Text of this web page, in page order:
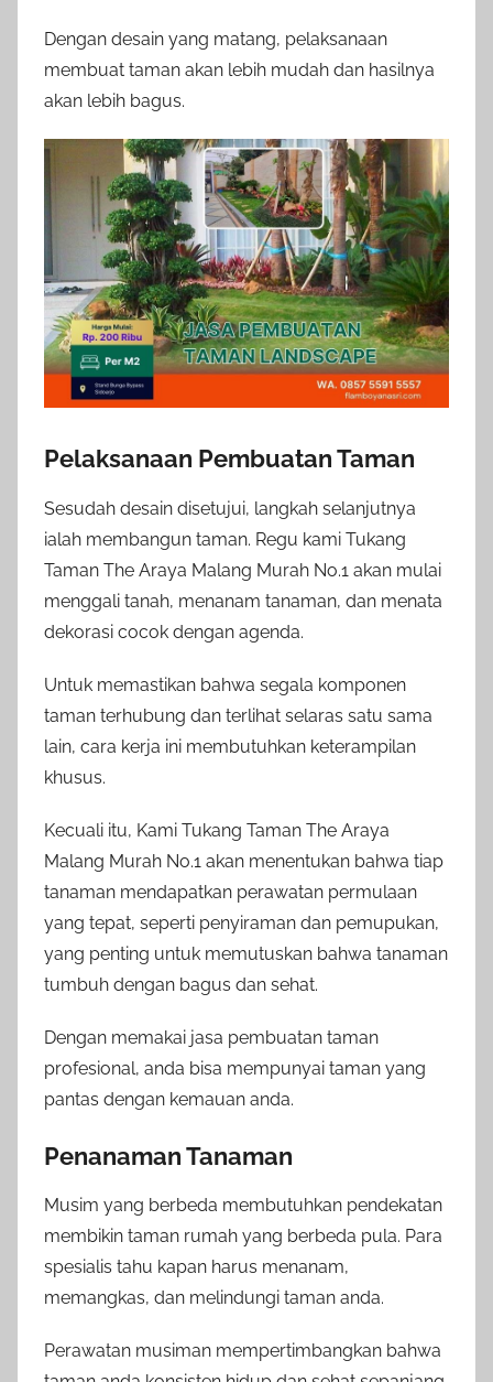
Dengan desain yang matang, pelaksanaan
membuat taman akan lebih mudah dan hasilnya
akan lebih bagus.
Pelaksanaan Pembuatan Taman
Sesudah desain disetujui, langkah selanjutnya
ialah membangun taman. Regu kami Tukang
Taman The Araya Malang Murah No.1 akan mulai
menggali tanah, menanam tanaman, dan menata
dekorasi cocok dengan agenda.
Untuk memastikan bahwa segala komponen
taman terhubung dan terlihat selaras satu sama
lain, cara kerja ini membutuhkan keterampilan
khusus.
Kecuali itu, Kami Tukang Taman The Araya
Malang Murah No.1 akan menentukan bahwa tiap
tanaman mendapatkan perawatan permulaan
yang tepat, seperti penyiraman dan pemupukan,
yang penting untuk memutuskan bahwa tanaman
tumbuh dengan bagus dan sehat.
Dengan memakai jasa pembuatan taman
profesional, anda bisa mempunyai taman yang
pantas dengan kemauan anda.
Penanaman Tanaman
Musim yang berbeda membutuhkan pendekatan
membikin taman rumah yang berbeda pula. Para
spesialis tahu kapan harus menanam,
memangkas, dan melindungi taman anda.
Perawatan musiman mempertimbangkan bahwa